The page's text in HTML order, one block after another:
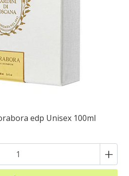
edp Unisex 100ml
+